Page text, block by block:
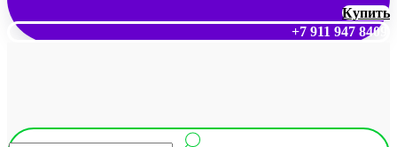
Купить
+7 911 947 8409